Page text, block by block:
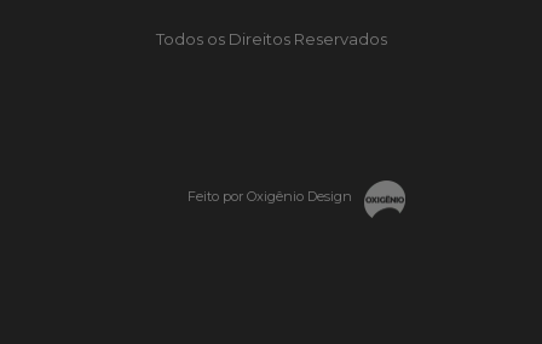
Todos os Direitos Reservados
Feito por Oxigênio Design